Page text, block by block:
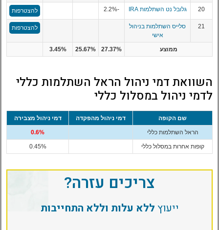
20 גלובל נט השתלמות IRA -2.2% להצטרפות
21
סלייס השתלמות בניהול
אישי
להצטרפות
ממוצע 27.37%
25.67%
3.45%
השוואת דמי ניהול הראל השתלמות כללי
לדמי ניהול במסלול כללי
שם הקופה דמי ניהול מהפקדה דמי ניהול מצבירה
הראל השתלמות כללי 0.6%
קופות אחרות במסלול כללי 0.45%
צריכים עזרה?
ייעוץללא עלות וללא התחייבות